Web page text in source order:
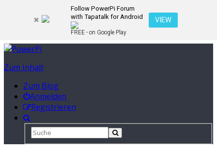
Follow PowerPi Forum
with Tapatalk for Android
FREE - on Google Play
VIEW
Zum Inhalt
Zum Blog
Anmelden
Registrieren